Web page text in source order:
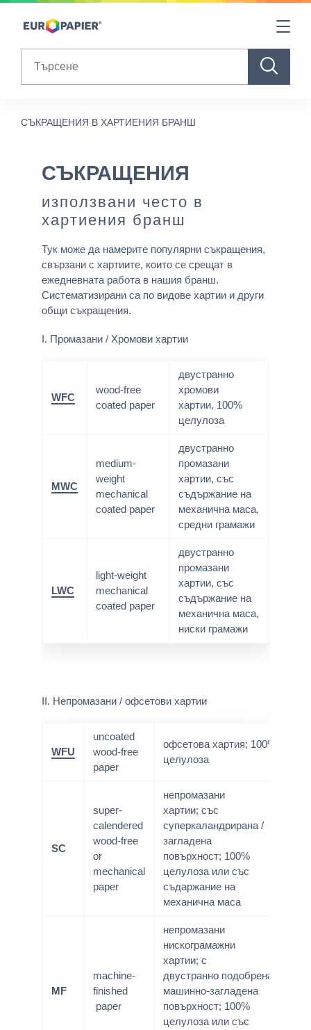
Table Of Content
СЪКРАЩЕНИЯ
Още статии от същата рубрика...
СЪКРАЩЕНИЯ В ХАРТИЕНИЯ БРАНШ
СЪКРАЩЕНИЯ
използвани често в
хартиения бранш
Тук може да намерите популярни съкращения,
свързани с хартиите, които се срещат в
ежедневната работа в нашия бранш.
Систематизирани са по видове хартии и други
общи съкращения.
I. Промазани / Хромови хартии
WFC
wood-free
coated paper
двустранно
хромови
хартии, 100%
целулоза
MWC
medium-
weight
mechanical
coated paper
двустранно
промазани
хартии, със
съдържание на
механична маса,
средни грамажи
LWC
light-weight
mechanical
coated paper
двустранно
промазани
хартии, със
съдържание на
механична маса,
ниски грамажи
II. Непромазани / офсетови хартии
WFU
uncoated
wood-free
paper
офсетова хартия; 100%
целулоза
SC
super-
calendered
wood-free
or
mechanical
paper
непромазани
хартии; със
суперкаландрирана /
загладена
повърхност; 100%
целулоза или със
съдаржание на
механична маса
MF
machine-
finished
paper
непромазани
нискограмажни
хартии; с
двустранно подобрена,
машинно-загладена
повърхност; 100%
целулоза или със